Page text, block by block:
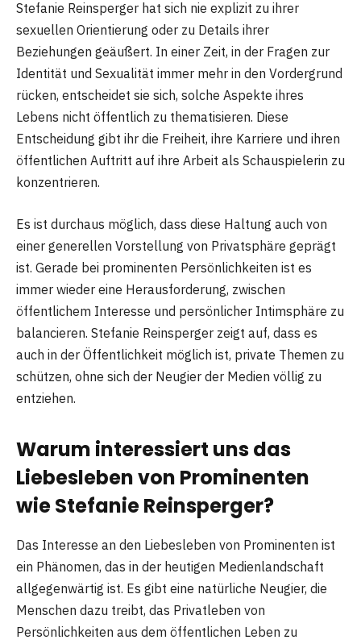
Stefanie Reinsperger hat sich nie explizit zu ihrer
sexuellen Orientierung oder zu Details ihrer
Beziehungen geäußert. In einer Zeit, in der Fragen zur
Identität und Sexualität immer mehr in den Vordergrund
rücken, entscheidet sie sich, solche Aspekte ihres
Lebens nicht öffentlich zu thematisieren. Diese
Entscheidung gibt ihr die Freiheit, ihre Karriere und ihren
öffentlichen Auftritt auf ihre Arbeit als Schauspielerin zu
konzentrieren.
Es ist durchaus möglich, dass diese Haltung auch von
einer generellen Vorstellung von Privatsphäre geprägt
ist. Gerade bei prominenten Persönlichkeiten ist es
immer wieder eine Herausforderung, zwischen
öffentlichem Interesse und persönlicher Intimsphäre zu
balancieren. Stefanie Reinsperger zeigt auf, dass es
auch in der Öffentlichkeit möglich ist, private Themen zu
schützen, ohne sich der Neugier der Medien völlig zu
entziehen.
Warum interessiert uns das
Liebesleben von Prominenten
wie Stefanie Reinsperger?
Das Interesse an den Liebesleben von Prominenten ist
ein Phänomen, das in der heutigen Medienlandschaft
allgegenwärtig ist. Es gibt eine natürliche Neugier, die
Menschen dazu treibt, das Privatleben von
Persönlichkeiten aus dem öffentlichen Leben zu